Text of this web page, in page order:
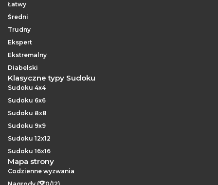
Łatwy
Średni
Trudny
Ekspert
Ekstremalny
Diabelski
Klasyczne typy Sudoku
Sudoku 4x4
Sudoku 6x6
Sudoku 8x8
Sudoku 9x9
Sudoku 12x12
Sudoku 16x16
Mapa strony
Codzienne wyzwania